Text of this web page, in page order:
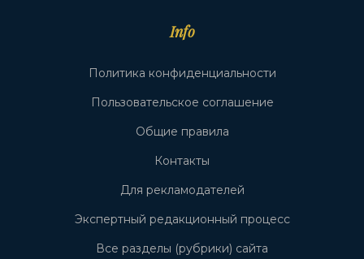
Info
Политика конфиденциальности
Пользовательское соглашение
Общие правила
Контакты
Для рекламодателей
Экспертный редакционный процесс
Все разделы (рубрики) сайта